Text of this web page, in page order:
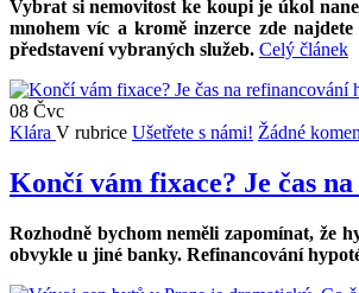
Vybrat si nemovitost ke koupi je úkol
mnohem víc a kromě inzerce zde
představení vybraných služeb. Celý článek
08 Čvc
Klára V rubrice Ušetřete s námi! Žádné
Končí vám fixace? Je čas
Rozhodně bychom neměli zapomínat, že
obvykle u jiné banky. Refinancování